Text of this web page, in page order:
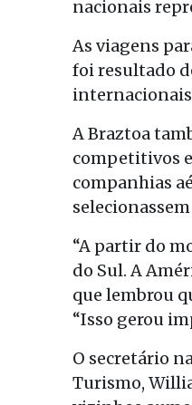
nacionais
As viagens
foi resultado
internacionais
A Braztoa
competitivos
companhias
“A partir do
do Sul. A
que lembrou
“Isso gerou
O secretário
Turismo,